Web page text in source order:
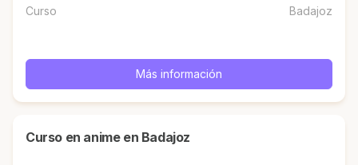
Curso Badajoz
Más información
curso en anime en Badajoz